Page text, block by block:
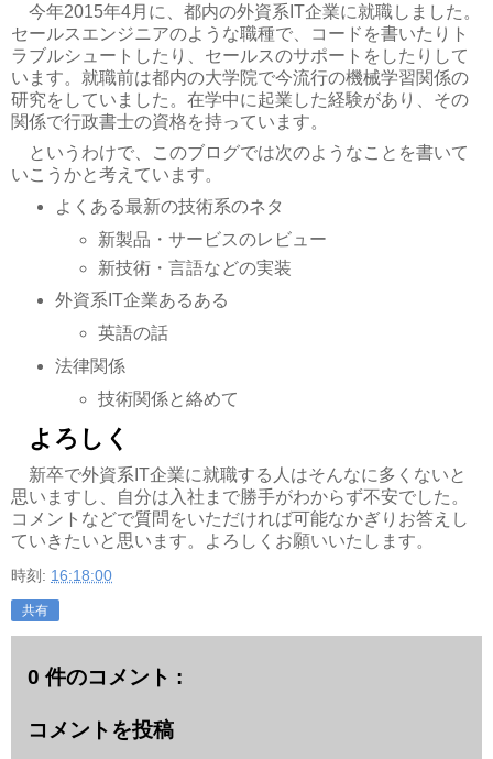
今年2015年4月に、都内の外資系IT企業に就職しました。
セールスエンジニアのような職種で、コードを書いたりト
ラブルシュートしたり、セールスのサポートをしたりして
います。就職前は都内の大学院で今流行の機械学習関係の
研究をしていました。在学中に起業した経験があり、その
関係で行政書士の資格を持っています。
というわけで、このブログでは次のようなことを書いて
いこうかと考えています。
よくある最新の技術系のネタ
新製品・サービスのレビュー
新技術・言語などの実装
外資系IT企業あるある
英語の話
法律関係
技術関係と絡めて
よろしく
新卒で外資系IT企業に就職する人はそんなに多くないと
思いますし、自分は入社まで勝手がわからず不安でした。
コメントなどで質問をいただければ可能なかぎりお答えし
ていきたいと思います。よろしくお願いいたします。
時刻: 16:18:00
共有
0 件のコメント :
コメントを投稿